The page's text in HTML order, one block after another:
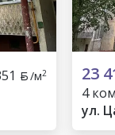
/м2 23
4
ул.